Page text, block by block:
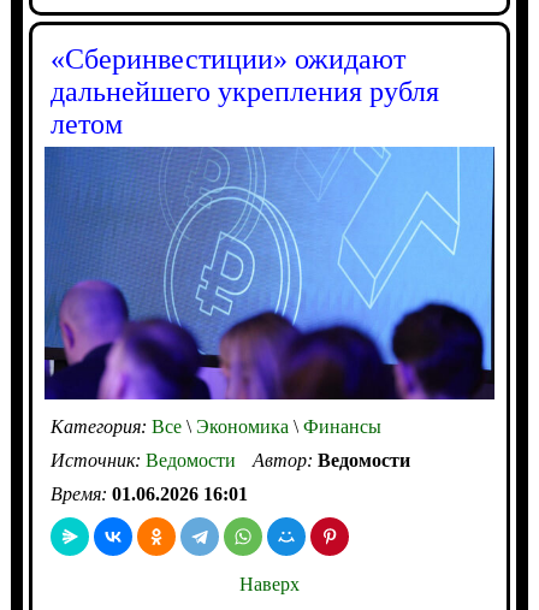
«Сберинвестиции» ожидают
дальнейшего укрепления рубля
летом
Категория: Все\Экономика\Финансы
Источник: Ведомости Автор: Ведомости
Время: 01.06.2026 16:01
Наверх